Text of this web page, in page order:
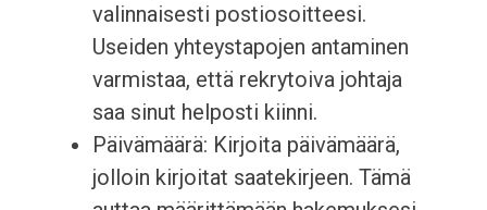
valinnaisesti postiosoitteesi.
Useiden yhteystapojen antaminen
varmistaa, että rekrytoiva johtaja
saa sinut helposti kiinni.
Päivämäärä: Kirjoita päivämäärä,
jolloin kirjoitat saatekirjeen. Tämä